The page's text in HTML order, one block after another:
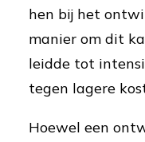
hen bij het
manier om dit
leidde tot
tegen lagere
Hoewel een